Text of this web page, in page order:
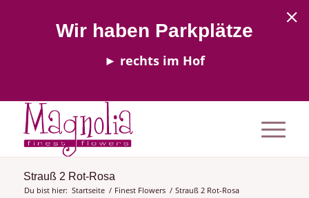
Wir haben Parkplätze
► rechts im Hof
Strauß 2 Rot-Rosa
Du bist hier: Startseite / Finest Flowers / Strauß 2 Rot-Rosa